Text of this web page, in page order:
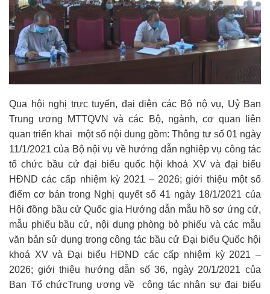
Qua hội nghị trực tuyến, đại diện các Bộ nộ vụ, Uỷ Ban
Trung ương MTTQVN và các Bộ, ngành, cơ quan liên
quan triển khai một số nội dung gồm: Thông tư số 01 ngày
11/1/2021 của Bộ nội vụ về hướng dẫn nghiệp vụ công tác
tổ chức bầu cử đại biểu quốc hội khoá XV và đại biểu
HĐND các cấp nhiệm kỳ 2021 – 2026; giới thiệu một số
điểm cơ bản trong Nghị quyết số 41 ngày 18/1/2021 của
Hội đồng bầu cử Quốc gia Hướng dẫn mẫu hồ sơ ứng cử,
mẫu phiếu bầu cử, nội dung phòng bỏ phiếu và các mẫu
văn bản sử dụng trong công tác bầu cử Đại biểu Quốc hội
khoá XV và Đại biểu HĐND các cấp nhiệm kỳ 2021 –
2026; giới thiệu hướng dẫn số 36, ngày 20/1/2021 của
Ban Tổ chứcTrung ương về công tác nhân sự đại biểu